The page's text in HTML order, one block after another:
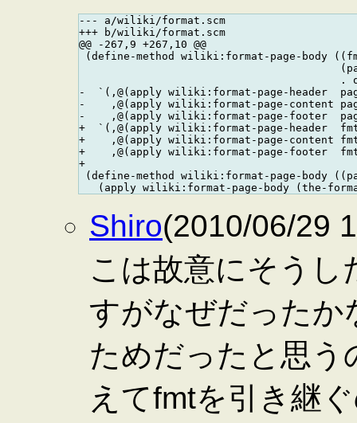
--- a/wiliki/format.scm
+++ b/wiliki/format.scm
@@ -267,9 +267,10 @@
(define-method wiliki:format-page-body
.
-  `(,@(apply wiliki:format-page-header
-    ,@(apply wiliki:format-page-content
-    ,@(apply wiliki:format-page-footer
+  `(,@(apply wiliki:format-page-header
+    ,@(apply wiliki:format-page-content
+    ,@(apply wiliki:format-page-footer
+
(define-method wiliki:format-page-body
Shiro(2010/06/29
こは故意にそう
すがなぜだったか
ためだったと思う
えてfmtを引き継